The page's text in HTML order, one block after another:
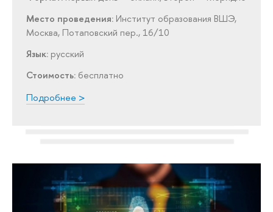
Место проведения: Институт образования ВШЭ,
Москва, Потаповский пер., 16/10
Язык: русский
Стоимость: бесплатно
Подробнее >